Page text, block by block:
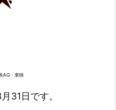
AG・東映
31日です。